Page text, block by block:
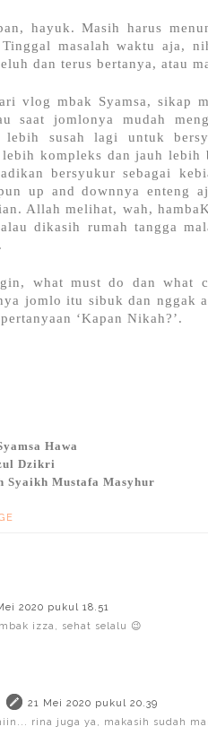
hayuk. Masih harus
masalah waktu aja,
dan terus bertanya, atau
vlog mbak Syamsa, sikap
saat jomlonya mudah
susah lagi untuk
kompleks dan jauh lebih
bersyukur sebagai
up and downnya enteng
Allah melihat, wah,
dikasih rumah tangga
what must do dan what
jomlo itu sibuk dan nggak
‘Kapan Nikah?’.
Hawa
Dzikri
Syaikh Mustafa Masyhur
2020 pukul 18.51
izza, sehat selalu 😉
21 Mei 2020 pukul 20.39
rina juga ya, makasih sudah